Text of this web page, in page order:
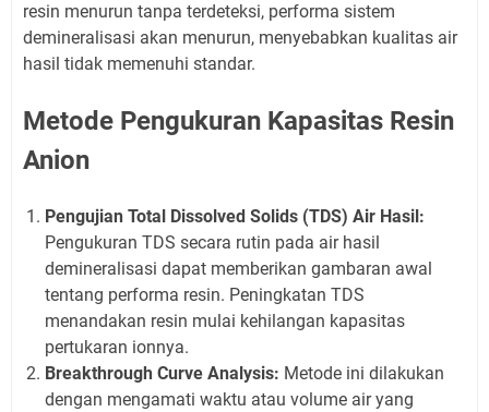
resin menurun tanpa terdeteksi, performa sistem
demineralisasi akan menurun, menyebabkan kualitas air
hasil tidak memenuhi standar.
Metode Pengukuran Kapasitas Resin
Anion
Pengujian Total Dissolved Solids (TDS) Air Hasil:
Pengukuran TDS secara rutin pada air hasil
demineralisasi dapat memberikan gambaran awal
tentang performa resin. Peningkatan TDS
menandakan resin mulai kehilangan kapasitas
pertukaran ionnya.
Breakthrough Curve Analysis: Metode ini dilakukan
dengan mengamati waktu atau volume air yang